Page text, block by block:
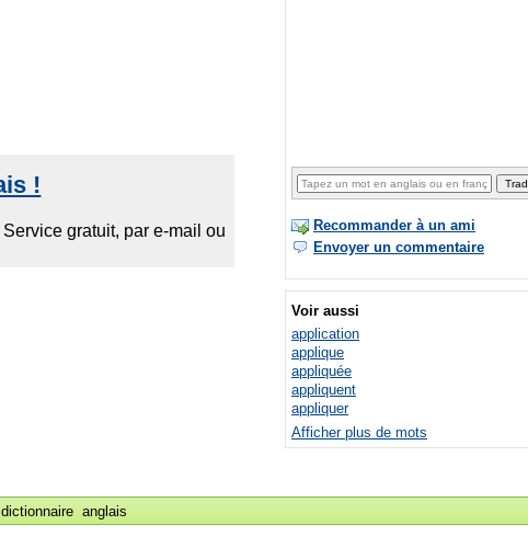
Recommander à un ami
Envoyer un commentaire
Voir aussi
application
applique
appliquée
appliquent
appliquer
Afficher plus de mots
dictionnaire anglais